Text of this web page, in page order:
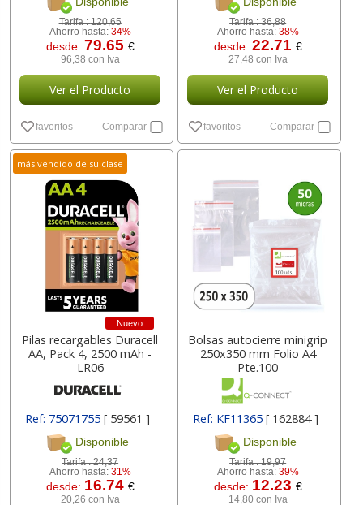
Tarifa :120,65
Ahorro hasta: 34%
desde: 79.65 €
96,38 con Iva
Ver el Producto
favoritos Comparar
Tarifa :36,88
Ahorro hasta: 38%
desde: 22.71 €
27,48 con Iva
Ver el Producto
favoritos Comparar
más vendido de su clase
Nuevo
Pilas recargables Duracell
AA, Pack 4, 2500 mAh -
LR06
Ref: 75071755[ 59561 ]
Disponible
Tarifa :24,37
Ahorro hasta: 31%
desde: 16.74 €
20,26 con Iva
Bolsas autocierre minigrip
250x350 mm Folio A4
Pte.100
Ref: KF11365 [ 162884 ]
Disponible
Tarifa :19,97
Ahorro hasta: 39%
desde: 12.23 €
14,80 con Iva